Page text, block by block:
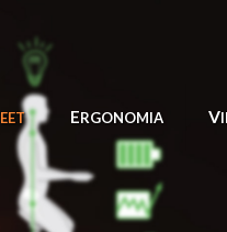
ERGONOMIA